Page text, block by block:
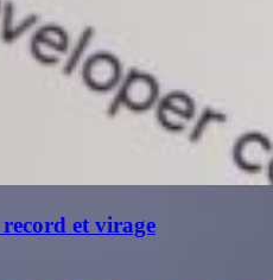
et virage